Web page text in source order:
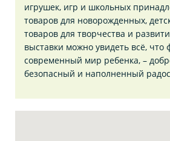
игрушек, игр и школьных
товаров для новорожденных,
товаров для творчества и
выставки можно увидеть всё, что
современный мир ребенка, –
безопасный и наполненный